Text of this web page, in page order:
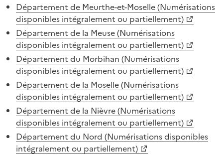
Département de Meurthe-et-Moselle (Numérisations
disponibles intégralement ou partiellement)
Département de la Meuse (Numérisations
disponibles intégralement ou partiellement)
Département du Morbihan (Numérisations
disponibles intégralement ou partiellement)
Département de la Moselle (Numérisations
disponibles intégralement ou partiellement)
Département de la Nièvre (Numérisations
disponibles intégralement ou partiellement)
Département du Nord (Numérisations disponibles
intégralement ou partiellement)